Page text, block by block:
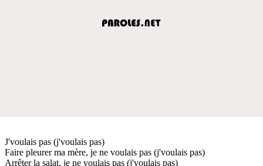
J'voulais pas (j'voulais pas)
Faire pleurer ma mère, je ne voulais pas (j'voulais pas)
Arrêter la salat, je ne voulais pas (j'voulais pas)